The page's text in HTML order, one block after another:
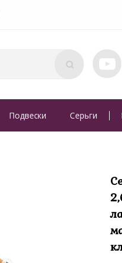
Подвески Серьги